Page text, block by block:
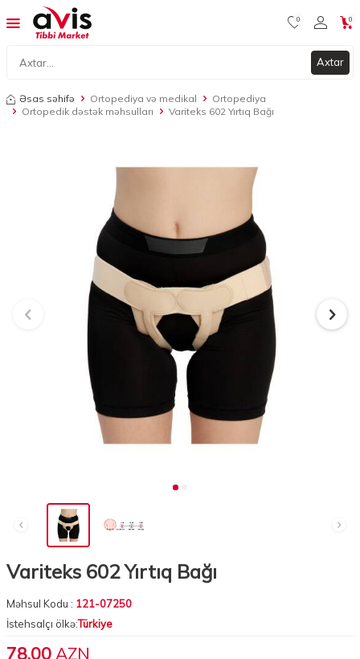
Axtar
0 0
Əsas səhifə Ortopediya və medikal
Ortopediya
Ortopedik dəstək məhsulları
Variteks 602 Yırtıq Bağı
Variteks 602 Yırtıq Bağı
Məhsul Kodu : 121-07250
İstehsalçı ölkə:Türkiye
78,00 AZN